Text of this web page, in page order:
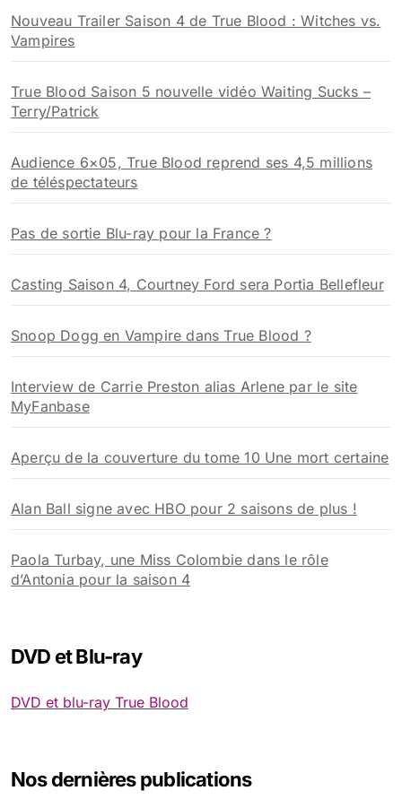
e
r
Nouveau Trailer Saison 4 de True Blood : Witches vs.
Vampires
True Blood Saison 5 nouvelle vidéo Waiting Sucks –
Terry/Patrick
Audience 6×05, True Blood reprend ses 4,5 millions
de téléspectateurs
Pas de sortie Blu-ray pour la France ?
Casting Saison 4, Courtney Ford sera Portia Bellefleur
Snoop Dogg en Vampire dans True Blood ?
Interview de Carrie Preston alias Arlene par le site
MyFanbase
Aperçu de la couverture du tome 10 Une mort certaine
Alan Ball signe avec HBO pour 2 saisons de plus !
Paola Turbay, une Miss Colombie dans le rôle
d’Antonia pour la saison 4
DVD et Blu-ray
DVD et blu-ray True Blood
Nos dernières publications